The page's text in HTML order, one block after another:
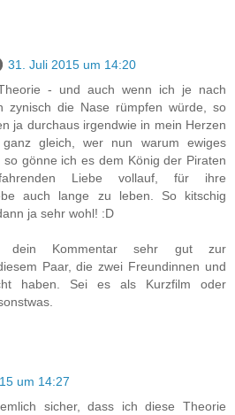
31. Juli 2015 um 14:20
- und auch wenn ich je nach
zynisch die Nase rümpfen würde, so
ja durchaus irgendwie in mein Herzen
ganz gleich, wer nun warum ewiges
gönne ich es dem König der Piraten
Liebe vollauf, für ihre
auch lange zu leben. So kitschig
ja sehr wohl! :D
dein Kommentar sehr gut zur
Paar, die zwei Freundinnen und
haben. Sei es als Kurzfilm oder
um 14:27
sicher, dass ich diese Theorie